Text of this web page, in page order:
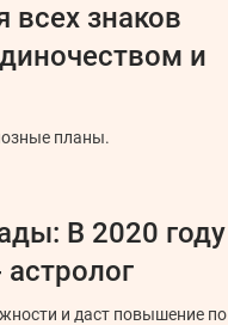
всех знаков
и
планы.
В 2020 году
астролог
и даст повышение по